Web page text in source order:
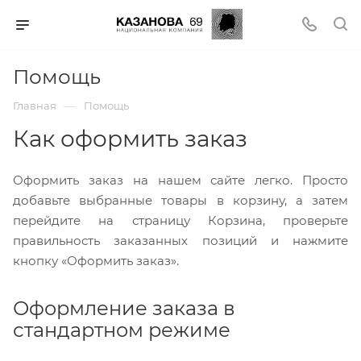
Помощь
Главная — Помощь
Как оформить заказ
Оформить заказ на нашем сайте легко. Просто
добавьте выбранные товары в корзину, а затем
перейдите на страницу Корзина, проверьте
правильность заказанных позиций и нажмите
кнопку «Оформить заказ».
Оформление заказа в
стандартном режиме